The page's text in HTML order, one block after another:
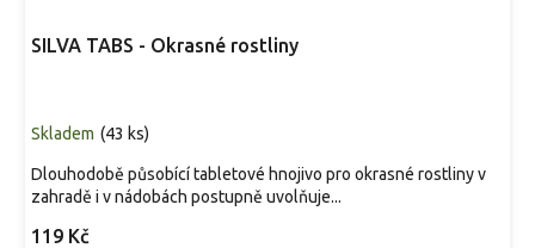
SILVA TABS - Okrasné rostliny
Skladem (43 ks)
119 Kč
Dlouhodobě působící tabletové hnojivo pro okrasné rostliny v
zahradě i v nádobách postupně uvolňuje...